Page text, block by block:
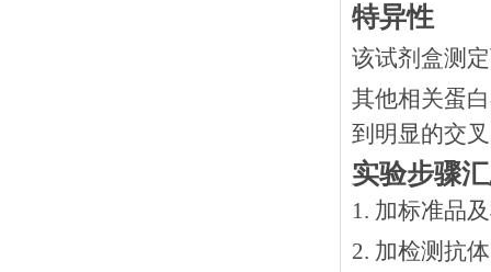
特异性
该试剂盒测
其他相关蛋
到明显的交
实验步骤
1. 加标准品
2. 加检测抗